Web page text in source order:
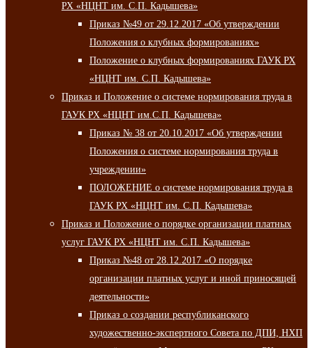
РХ «НЦНТ им. С.П. Кадышева»
Приказ №49 от 29.12.2017 «Об утверждении
Положения о клубных формированиях»
Положение о клубных формированиях ГАУК РХ
«НЦНТ им. С.П. Кадышева»
Приказ и Положение о системе нормирования труда в
ГАУК РХ «НЦНТ им.С.П. Кадышева»
Приказ № 38 от 20.10.2017 «Об утверждении
Положения о системе нормирования труда в
учреждении»
ПОЛОЖЕНИЕ о системе нормирования труда в
ГАУК РХ «НЦНТ им. С.П. Кадышева»
Приказ и Положение о порядке организации платных
услуг ГАУК РХ «НЦНТ им. С.П. Кадышева»
Приказ №48 от 28.12.2017 «О порядке
организации платных услуг и иной приносящей
деятельности»
Приказ о создании республиканского
художественно-экспертного Совета по ДПИ, НХП